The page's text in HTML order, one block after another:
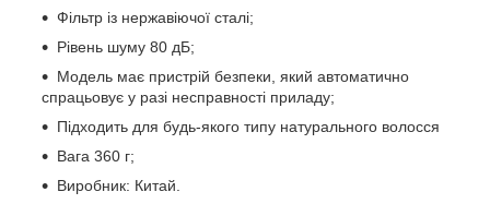
Фільтр із нержавіючої сталі;
Рівень шуму 80 дБ;
Модель має пристрій безпеки, який автоматично
спрацьовує у разі несправності приладу;
Підходить для будь-якого типу натурального волосся
Вага 360 г;
Виробник: Китай.